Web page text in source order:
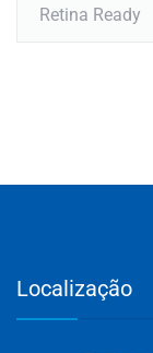
Retina Ready
Localização